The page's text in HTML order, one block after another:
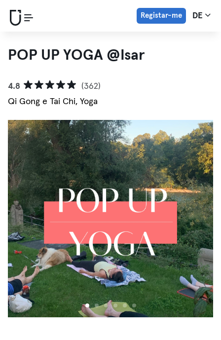
Registar-me DE
POP UP YOGA @Isar
4.8
(362)
Qi Gong e Tai Chi, Yoga